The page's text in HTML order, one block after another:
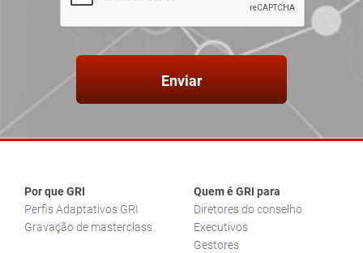
Enviar
Por que GRI
Perfis Adaptativos GRI
Gravação de masterclass
Quem é GRI para
Diretores do conselho
Executivos
Gestores